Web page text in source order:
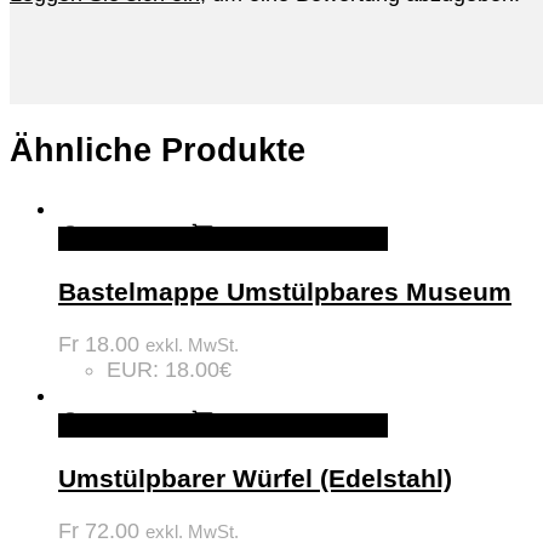
Ähnliche Produkte
Bastelmappe Umstülpbares Museum
Fr 18.00 exkl. MwSt.
EUR: 18.00€
Umstülpbarer Würfel (Edelstahl)
Fr 72.00 exkl. MwSt.